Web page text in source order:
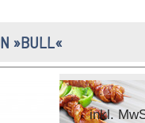
»BULL«
inkl.